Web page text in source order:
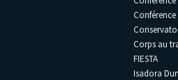
Corps au
FIESTA
Isadora